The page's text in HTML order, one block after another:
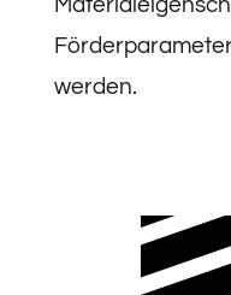
werden.